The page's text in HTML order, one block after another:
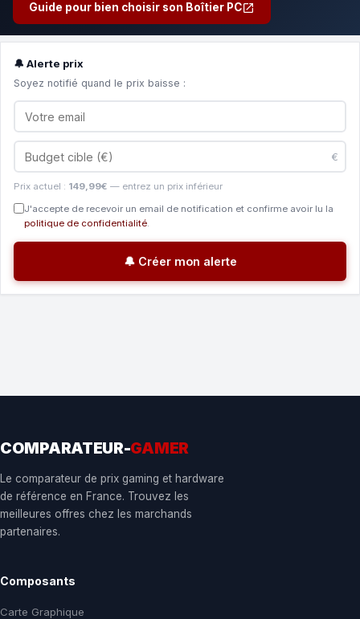
Guide pour bien choisir son Boîtier PC
🔔 Alerte prix
Soyez notifié quand le prix baisse :
€
Prix actuel : 149,99€ — entrez un prix inférieur
J'accepte de recevoir un email de notification et confirme avoir lu la
politique de confidentialité.
🔔 Créer mon alerte
COMPARATEUR-GAMER
Le comparateur de prix gaming et hardware
de référence en France. Trouvez les
meilleures offres chez les marchands
partenaires.
Composants
Carte Graphique